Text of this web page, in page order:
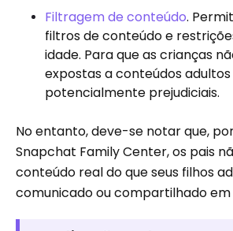
Filtragem de conteúdo.
filtros de conteúdo e
idade. Para que as crianças
expostas a conteúdos adultos
potencialmente prejudiciais.
No entanto, deve-se notar que,
Snapchat Family Center, os pais
conteúdo real do que seus filhos
comunicado ou compartilhado em